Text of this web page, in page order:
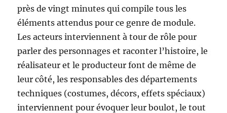
près de vingt minutes qui compile tous les
éléments attendus pour ce genre de module.
Les acteurs interviennent à tour de rôle pour
parler des personnages et raconter l’histoire, le
réalisateur et le producteur font de même de
leur côté, les responsables des départements
techniques (costumes, décors, effets spéciaux)
interviennent pour évoquer leur boulot, le tout